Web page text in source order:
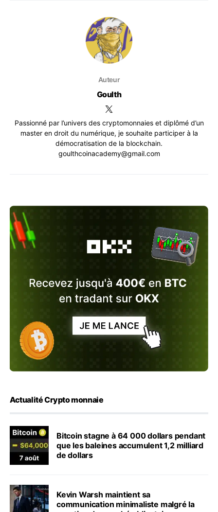
Auteur
Goulth
Passionné par l’univers des cryptomonnaies et diplômé d’un
master en droit du numérique, je souhaite participer à la
démocratisation de la blockchain.
goulthcoinacademy@gmail.com
Actualité Crypto monnaie
Bitcoin stagne à 64 000 dollars pendant
que les baleines accumulent 1,2 milliard
de dollars
Kevin Warsh maintient sa
communication minimaliste malgré la